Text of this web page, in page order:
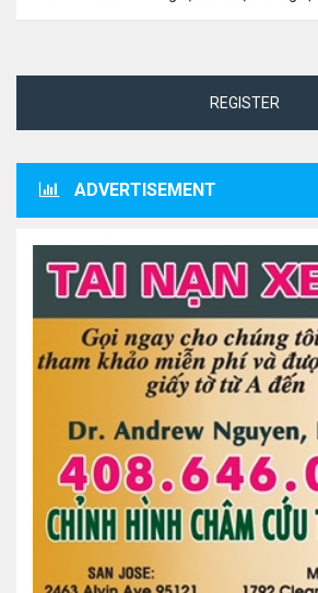
REGISTER
ADVERTISEMENT